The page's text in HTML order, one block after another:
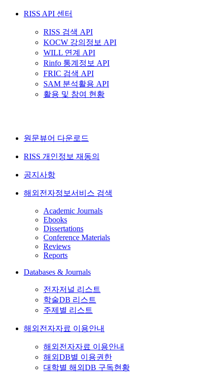
RISS API 센터
RISS 검색 API
KOCW 강의정보 API
WILL 연계 API
Rinfo 통계정보 API
FRIC 검색 API
SAM 분석활용 API
활용 및 참여 현황
원문뷰어 다운로드
RISS 개인정보 재동의
공지사항
해외전자정보서비스 검색
Academic Journals
Ebooks
Dissertations
Conference Materials
Reviews
Reports
Databases & Journals
전자저널 리스트
학술DB 리스트
주제별 리스트
해외전자자료 이용안내
해외전자자료 이용안내
해외DB별 이용권한
대학별 해외DB 구독현황